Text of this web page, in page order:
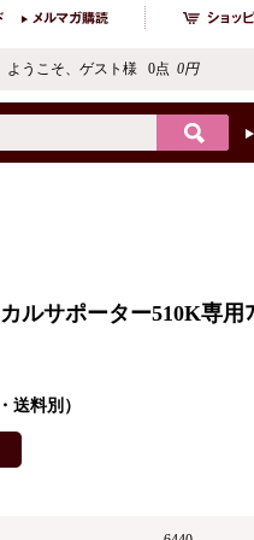
ようこそ、ゲスト様 0点 0円
ルサポーター510K専用
送料別）